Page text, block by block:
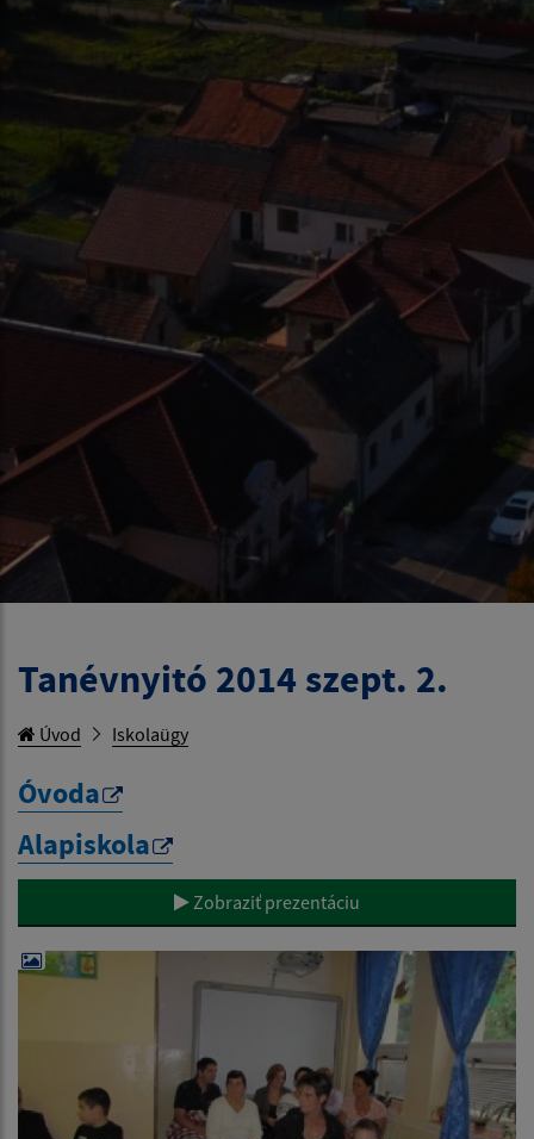
Tanévnyitó 2014 szept. 2.
Úvod Iskolaügy
Óvoda
Alapiskola
Zobraziť prezentáciu